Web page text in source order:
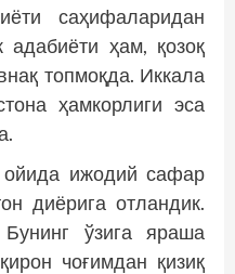
саҳифаларидан
адабиёти ҳам, қозоқ
топмоқда. Иккала
ҳамкорлиги эса
ойида ижодий сафар
диёрига отландик.
ўзига яраша
чоғимдан қизиқ